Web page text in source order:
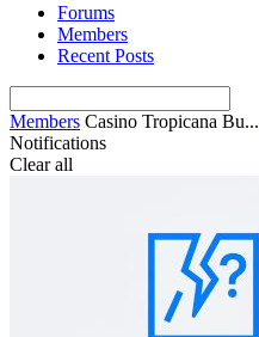
Forums
Members
Recent Posts
Members Casino Tropicana Bu...
Notifications
Clear all